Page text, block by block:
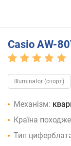
Casio AW-
Illuminator (спорт)
Механізм:
Країна
Тип